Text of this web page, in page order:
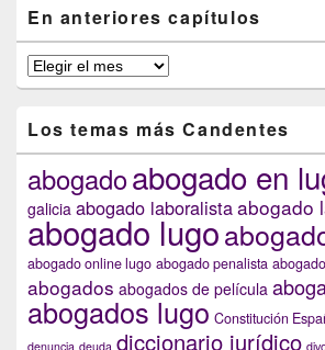
En anteriores capítulos
En
anteriores
Los temas más Candentes
abogadoabogado en
galicia abogado laboralistaabogado
abogado lugo
abogado online lugo abogado penalista
abogados abogados de película
abogados lugo Constitución
denuncia deuda diccionario jurídico